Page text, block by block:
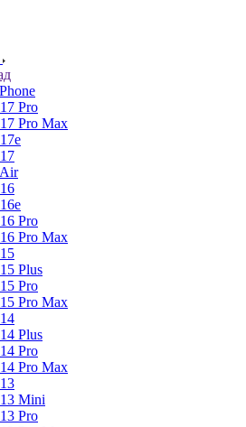
Pro
Pro Max
Pro
Pro Max
Plus
Pro
Pro Max
Plus
Pro
Pro Max
Mini
Pro